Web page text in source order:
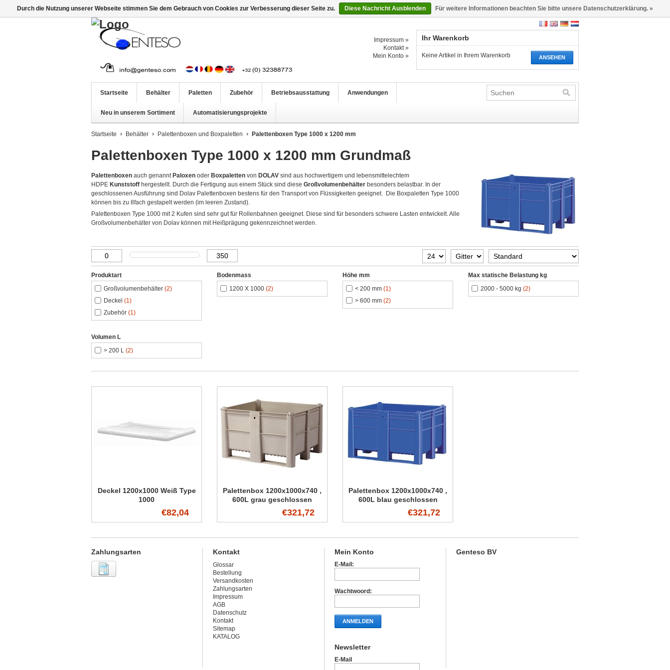
Impressum »
Kontakt »
Mein Konto »
Ihr Warenkorb
ANSEHEN
Keine Artikel in Ihrem Warenkorb
Startseite Behälter Paletten Zubehör Betriebsausstattung Anwendungen
Neu in unserem Sortiment Automatisierungsprojekte
Startseite Behälter Palettenboxen und Boxpaletten Palettenboxen Type 1000 x 1200 mm
Palettenboxen Type 1000 x 1200 mm Grundmaß
Palettenboxen auch genannt Paloxen oder Boxpaletten von DOLAV sind aus hochwertigem und lebensmittelechtem
HDPE Kunststoff hergestellt. Durch die Fertigung aus einem Stück sind diese Großvolumenbehälter besonders belastbar. In der
geschlossenen Ausführung sind Dolav Palettenboxen bestens für den Transport von Flüssigkeiten geeignet. Die Boxpaletten Type 1000
können bis zu 8fach gestapelt werden (im leeren Zustand).
Palettenboxen Type 1000 mit 2 Kufen sind sehr gut für Rollenbahnen geeignet. Diese sind für besonders schwere Lasten entwickelt. Alle
Großvolumenbehälter von Dolav können mit Heißprägung gekennzeichnet werden.
Produktart
Großvolumenbehälter (2)
Deckel (1)
Zubehör (1)
Bodenmass
1200 X 1000 (2)
Höhe mm
< 200 mm (1)
> 600 mm (2)
Max statische Belastung kg
2000 - 5000 kg (2)
Volumen L
> 200 L (2)
Deckel 1200x1000 Weiß Type
1000
€82,04
Palettenbox 1200x1000x740 ,
600L grau geschlossen
€321,72
Palettenbox 1200x1000x740 ,
600L blau geschlossen
€321,72
Zahlungsarten Kontakt
Glossar
Bestellung
Versandkosten
Zahlungsarten
Impressum
AGB
Datenschutz
Kontakt
Sitemap
KATALOG
Mein Konto
E-Mail:
Wachtwoord:
ANMELDEN
Newsletter
E-Mail
Genteso BV
Durch die Nutzung unserer Webseite stimmen Sie dem Gebrauch von Cookies zur Verbesserung dieser Seite zu. Diese Nachricht Ausblenden Für weitere Informationen beachten Sie bitte unsere Datenschutzerklärung. »